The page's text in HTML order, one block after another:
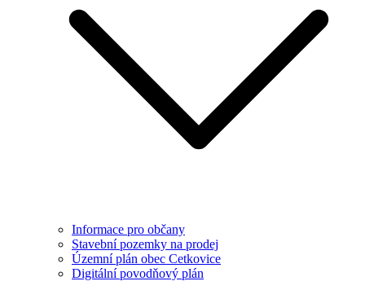
Informace pro občany
Stavební pozemky na prodej
Územní plán obec Cetkovice
Digitální povodňový plán